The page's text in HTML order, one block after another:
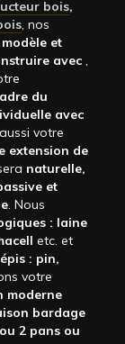
bois,
, nos
modèle et
avec ,
du
avec
votre
extension de
naturelle,
et
. Nous
: laine
etc. et
: pin,
votre
moderne
bardage
2 pans ou